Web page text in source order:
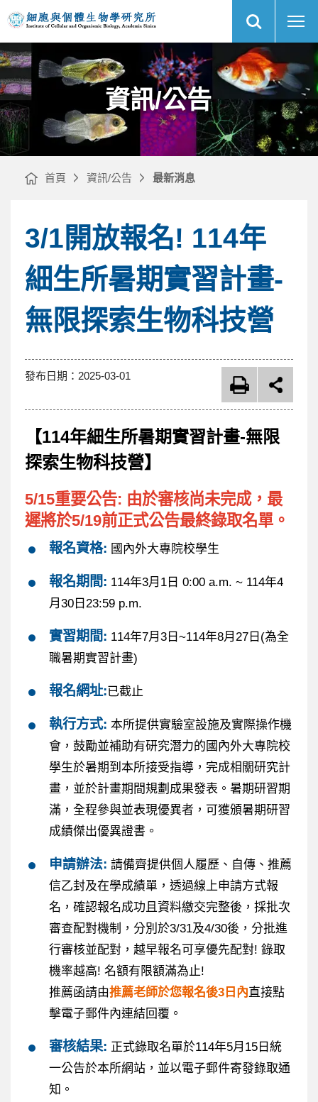
新
消
央
研
細
胞
與
個
生
物
學
研
究
所
網
站
搜
網
站
主
選
資訊/公告
首頁 資訊/公告 最新消息
3/1開放報名! 114年
細生所暑期實習計畫-
無限探索生物科技營
發布日期： 2025-03-01
【114年細生所暑期實習計畫-無限
探索生物科技營】
5/15重要公告: 由於審核尚未完成，最
遲將於5/19前正式公告最終錄取名單。
報名資格: 國內外大專院校學生
報名期間: 114年3月1日 0:00 a.m. ~ 114年4
月30日23:59 p.m.
實習期間: 114年7月3日~114年8月27日(為全
職暑期實習計畫)
報名網址:已截止
執行方式: 本所提供實驗室設施及實際操作機
會，鼓勵並補助有研究潛力的國內外大專院校
學生於暑期到本所接受指導，完成相關研究計
畫，並於計畫期間規劃成果發表。暑期研習期
滿，全程參與並表現優異者，可獲頒暑期研習
成績傑出優異證書。
申請辦法: 請備齊提供個人履歷、自傳、推薦
信乙封及在學成績單，透過線上申請方式報
名，確認報名成功且資料繳交完整後，採批次
審查配對機制，分別於3/31及4/30後，分批進
行審核並配對，越早報名可享優先配對! 錄取
機率越高! 名額有限額滿為止!
推薦函請由推薦老師於您報名後3日內直接點
擊電子郵件內連結回覆。
審核結果: 正式錄取名單於114年5月15日統
一公告於本所網站，並以電子郵件寄發錄取通
知。